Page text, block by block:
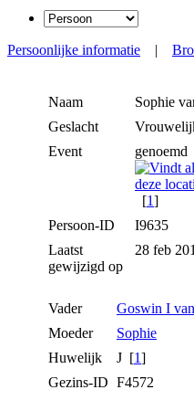
Persoonlijke informatie |
Naam Sophie
Geslacht
Event
genoemd
[1]
Persoon-ID
I9635
Laatst
gewijzigd op
28 feb
Vader Goswin I
Moeder
Sophie
Huwelijk
J [1]
Gezins-ID F4572